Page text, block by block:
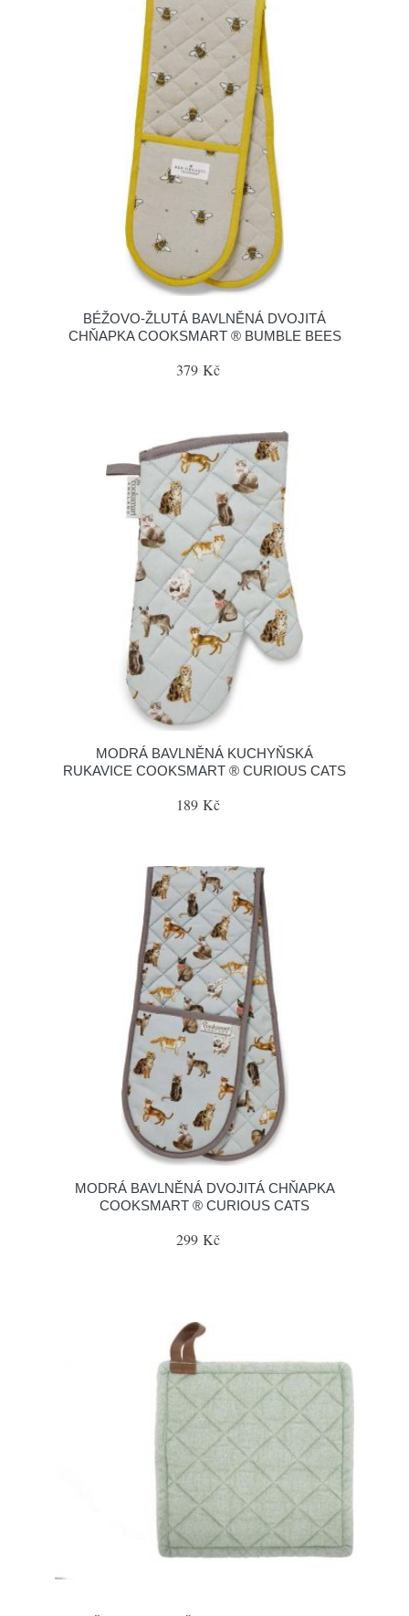
BÉŽOVO-ŽLUTÁ BAVLNĚNÁ DVOJITÁ
CHŇAPKA COOKSMART ® BUMBLE BEES
379 Kč
MODRÁ BAVLNĚNÁ KUCHYŇSKÁ
RUKAVICE COOKSMART ® CURIOUS CATS
189 Kč
MODRÁ BAVLNĚNÁ DVOJITÁ CHŇAPKA
COOKSMART ® CURIOUS CATS
299 Kč